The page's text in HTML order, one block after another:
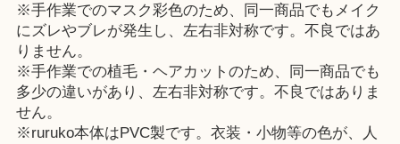
※手作業でのマスク彩色のため、同一商品でもメイク
にズレやブレが発生し、左右非対称です。不良ではあ
りません。
※手作業での植毛・ヘアカットのため、同一商品でも
多少の違いがあり、左右非対称です。不良ではありま
せん。
※ruruko本体はPVC製です。衣装・小物等の色が、人